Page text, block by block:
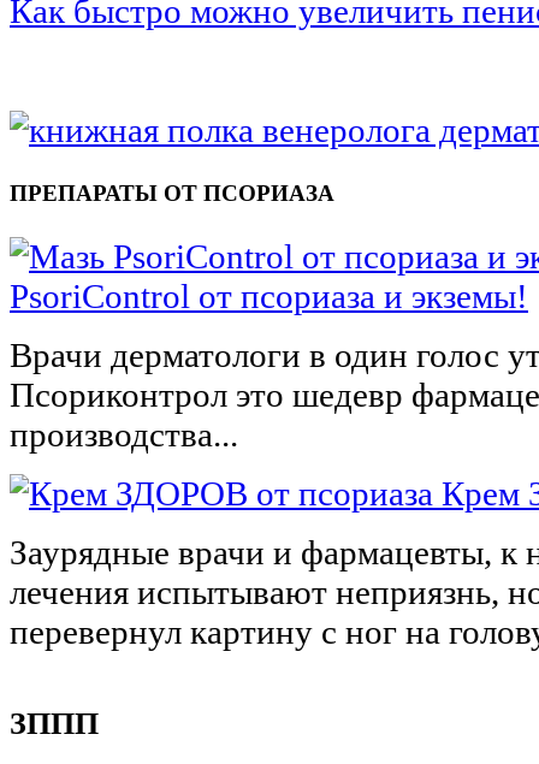
Как быстро можно увеличить
ПРЕПАРАТЫ ОТ ПСОРИАЗА
PsoriСontrol от псориаза и экземы!
Врачи дерматологи в один голос
Псориконтрол это шедевр
производства...
Крем
Заурядные врачи и фармацевты, к
лечения испытывают неприязнь,
перевернул картину с ног на
ЗППП